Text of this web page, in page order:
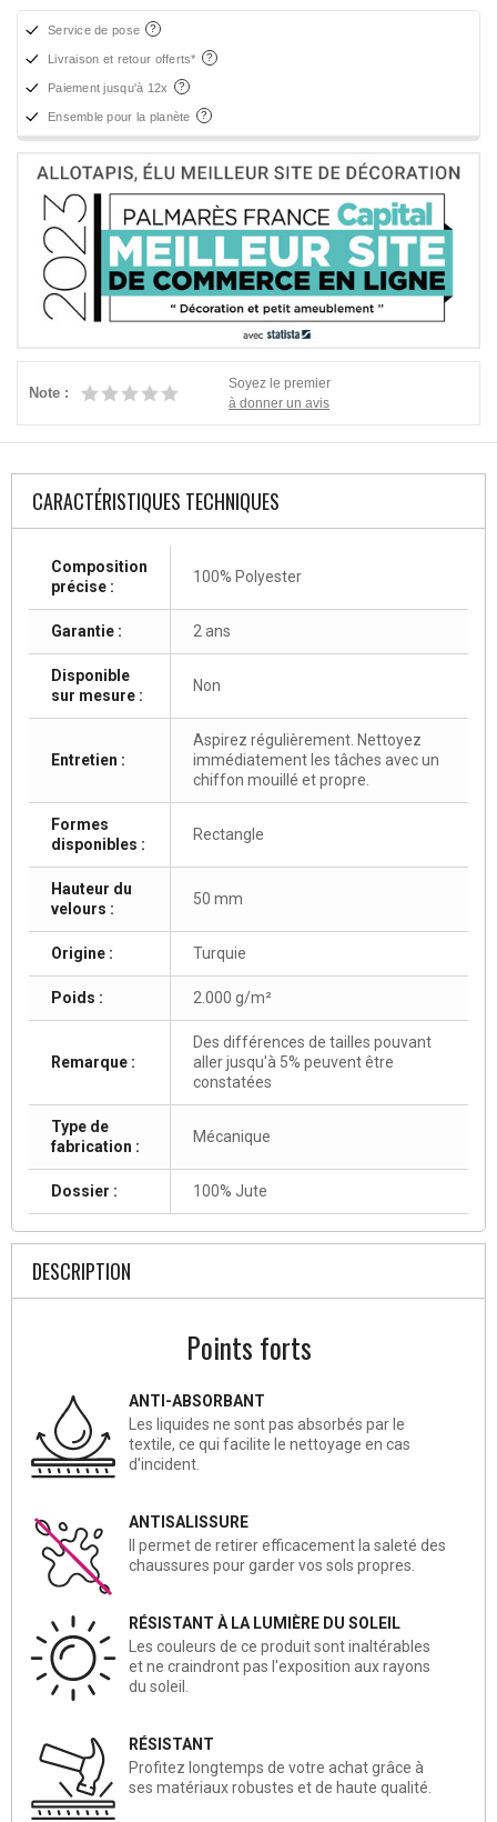
Service de pose
Livraison et retour offerts*
Paiement jusqu'à 12x
Ensemble pour la planète
Note :
Soyez le premier
à donner un avis
CARACTÉRISTIQUES TECHNIQUES
Composition
précise :
100% Polyester
Garantie : 2 ans
Disponible
sur mesure :
Non
Entretien :
Aspirez régulièrement. Nettoyez
immédiatement les tâches avec un
chiffon mouillé et propre.
Formes
disponibles :
Rectangle
Hauteur du
velours :
50 mm
Origine : Turquie
Poids : 2.000 g/m²
Remarque :
Des différences de tailles pouvant
aller jusqu'à 5% peuvent être
constatées
Type de
fabrication :
Mécanique
Dossier : 100% Jute
DESCRIPTION
Points forts
ANTI-ABSORBANT
Les liquides ne sont pas absorbés par le
textile, ce qui facilite le nettoyage en cas
d'incident.
ANTISALISSURE
Il permet de retirer efficacement la saleté des
chaussures pour garder vos sols propres.
RÉSISTANT À LA LUMIÈRE DU SOLEIL
Les couleurs de ce produit sont inaltérables
et ne craindront pas l'exposition aux rayons
du soleil.
RÉSISTANT
Profitez longtemps de votre achat grâce à
ses matériaux robustes et de haute qualité.